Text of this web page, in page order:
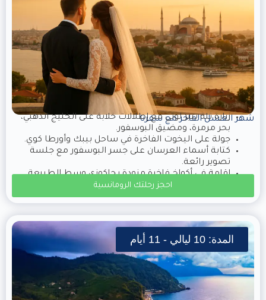
شهر العسل الفاخر مع سفرنا
زيارة تلة بيير لوتي مع إطلالات خلابة على الخليج الذهبي،
بحر مرمرة، ومضيق البوسفور.
جولة على اليخوت الفاخرة في ساحل بيبك وأورطا كوي.
كتابة أسماء العرسان على جسر البوسفور مع جلسة
تصوير رائعة.
إقامة في أكواخ فاخرة مزودة بجاكوزي وسط الطبيعة.
احجز رحلتك الرومانسية
المدة: 10 ليالي - 11 أيام